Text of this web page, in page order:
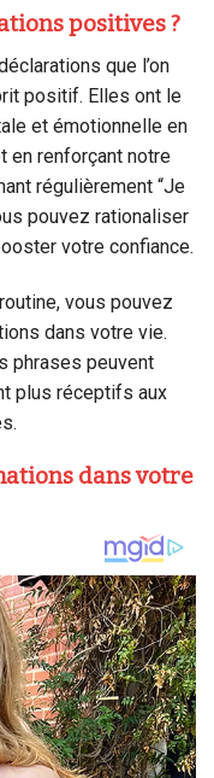
positives ?
que l’on
positif. Elles ont le
et émotionnelle en
en renforçant notre
régulièrement “Je
pouvez rationaliser
votre confiance.
vous pouvez
dans votre vie.
phrases peuvent
plus réceptifs aux
dans votre